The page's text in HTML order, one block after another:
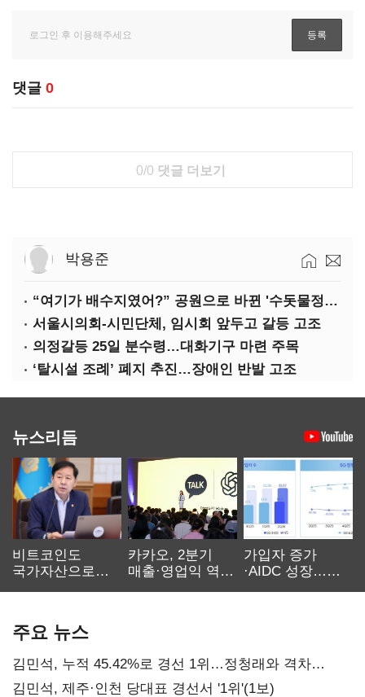
댓글 0
0/0 댓글 더보기
박용준
“여기가 배수지였어?” 공원으로 바뀐 '수돗물정거장'
서울시의회-시민단체, 임시회 앞두고 갈등 고조
의정갈등 25일 분수령…대화기구 마련 주목
‘탈시설 조례’ 폐지 추진…장애인 반발 고조
뉴스리듬
비트코인도
국가자산으로…'
카카오, 2분기
매출·영업익 역대
가입자 증가
·AIDC 성장…
주요 뉴스
김민석, 누적 45.42%로 경선 1위…정청래와 격차
0.86%p(2보)
김민석, 제주·인천 당대표 경선서 '1위'(1보)